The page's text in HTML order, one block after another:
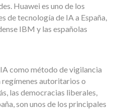
Huawei es uno de los
de tecnología de IA a España,
IBM y las españolas
como método de vigilancia
regímenes autoritarios o
las democracias liberales,
son unos de los principales